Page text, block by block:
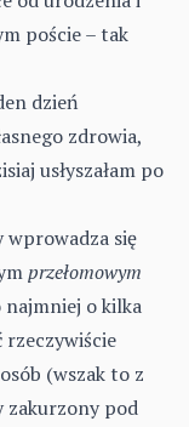
poście – tak
dzień
zdrowia,
usłyszałam po
wprowadza się
przełomowym
o kilka
rzeczywiście
(wszak to z
zakurzony pod